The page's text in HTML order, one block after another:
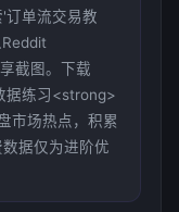
订单流交易教
截图。下载
据练习<strong>
市场热点，积累
据仅为进阶优